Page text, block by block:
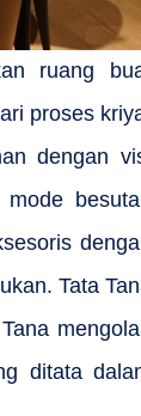
ruang
proses
dengan
Tata
ditata